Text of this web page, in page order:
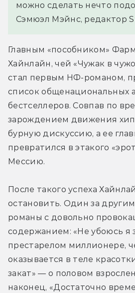
можно сделать нечто
Сэмюэл Мэйнс, редактор
Главным «пособником»
Хайнлайн, чей «Чужак в
стал первым НФ-романом,
список общенациональных
бестселлеров. Совпав по
зарождением движения
бурную дискуссию, а ее
превратился в этакого
Мессию.
После такого успеха
остановить. Один за
романы с довольно
содержанием: «Не убоюсь я
престарелом миллионере,
оказывается в теле
закат» — о половом
наконец, «Достаточно